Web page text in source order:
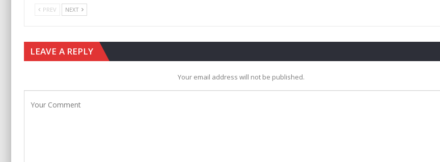
PREV NEXT
LEAVE A REPLY
Your email address will not be published.